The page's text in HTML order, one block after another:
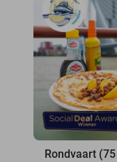
Rondvaart